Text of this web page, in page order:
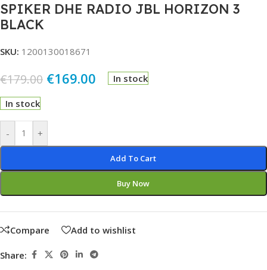
SPIKER DHE RADIO JBL HORIZON 3
BLACK
SKU: 1200130018671
€179.00 €169.00 In stock
In stock
- +
Add To Cart
Buy Now
Alternative:
Compare Add to wishlist
Share: